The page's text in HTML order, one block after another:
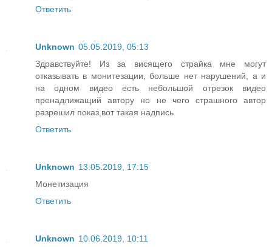
Ответить
Unknown 05.05.2019, 05:13
Здравствуйте! Из за висящего страйка мне могут
отказывать в монитезации, больше нет нарушений, а и
на одном видео есть небольшой отрезок видео
пренадлижащий автору но не чего страшного автор
разрешил показ,вот такая надпись
Ответить
Unknown 13.05.2019, 17:15
Монетизация
Ответить
Unknown 10.06.2019, 10:11